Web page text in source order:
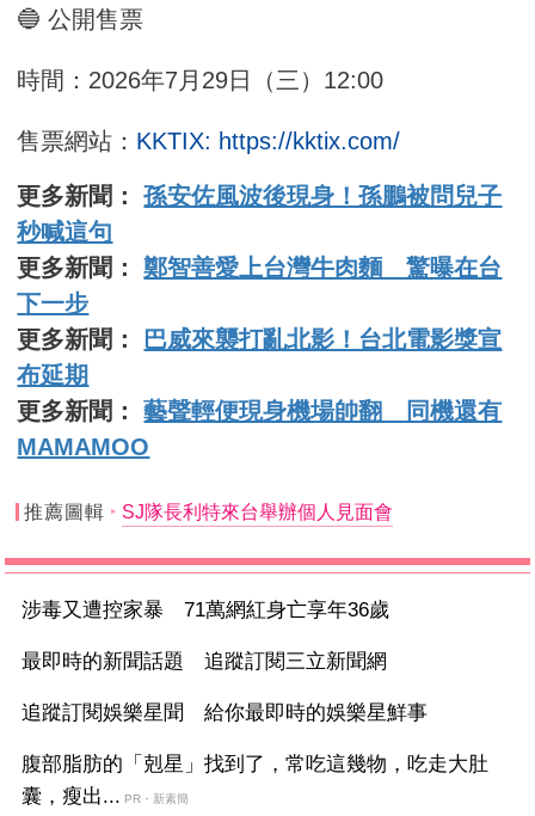
🔵 公開售票
時間：2026年7月29日（三）12:00
售票網站： KKTIX: https://kktix.com/
更多新聞：孫安佐風波後現身！孫鵬被問兒子
秒喊這句
更多新聞：鄭智善愛上台灣牛肉麵 驚曝在台
下一步
更多新聞： 巴威來襲打亂北影！台北電影獎宣
布延期
更多新聞：藝聲輕便現身機場帥翻 同機還有
MAMAMOO
推薦圖輯 SJ隊長利特來台舉辦個人見面會
涉毒又遭控家暴 71萬網紅身亡享年36歲
最即時的新聞話題 追蹤訂閱三立新聞網
追蹤訂閱娛樂星聞 給你最即時的娛樂星鮮事
腹部脂肪的「剋星」找到了，常吃這幾物，吃走大肚
囊，瘦出... PR・新素簡